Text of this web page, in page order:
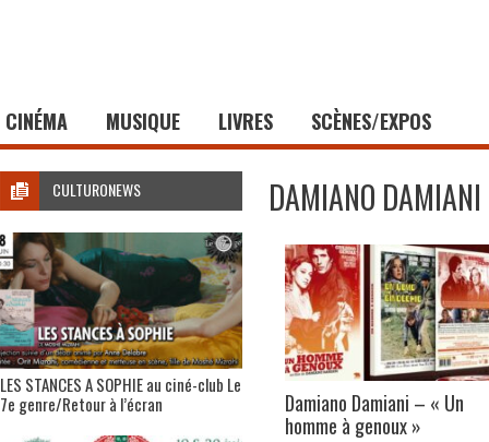
CINÉMA MUSIQUE LIVRES SCÈNES/EXPOS
DAMIANO DAMIANI
Damiano Damiani – « Un
homme à genoux »
CULTURONEWS
LES STANCES A SOPHIE au ciné-club Le
7e genre/Retour à l’écran